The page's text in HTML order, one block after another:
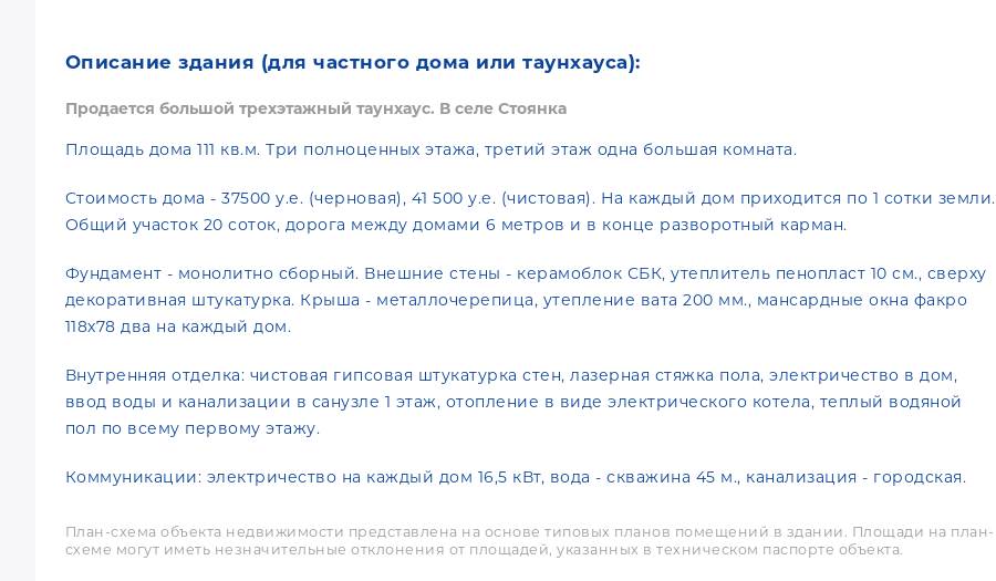
Описание здания (для частного дома или таунхауса):
Продается большой трехэтажный таунхаус. В селе Стоянка
Площадь дома 111 кв.м. Три полноценных этажа, третий этаж одна большая комната.
Стоимость дома - 37500 у.е. (черновая), 41 500 у.е. (чистовая). На каждый дом приходится по 1 сотки земли.
Общий участок 20 соток, дорога между домами 6 метров и в конце разворотный карман.
Фундамент - монолитно сборный. Внешние стены - керамоблок СБК, утеплитель пенопласт 10 см., сверху
декоративная штукатурка. Крыша - металлочерепица, утепление вата 200 мм., мансардные окна факро
118х78 два на каждый дом.
Внутренняя отделка: чистовая гипсовая штукатурка стен, лазерная стяжка пола, электричество в дом,
ввод воды и канализации в санузле 1 этаж, отопление в виде электрического котела, теплый водяной
пол по всему первому этажу.
Коммуникации: электричество на каждый дом 16,5 кВт, вода - скважина 45 м., канализация - городская.
План-схема объекта недвижимости представлена на основе типовых планов помещений в здании. Площади на план-
схеме могут иметь незначительные отклонения от площадей, указанных в техническом паспорте объекта.